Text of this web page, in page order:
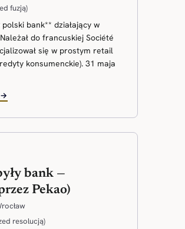
fuzją)
bank** działający w
do francuskiej Société
się w prostym retail
konsumenckie). 31 maja
→
bank —
Pekao)
resolucją)